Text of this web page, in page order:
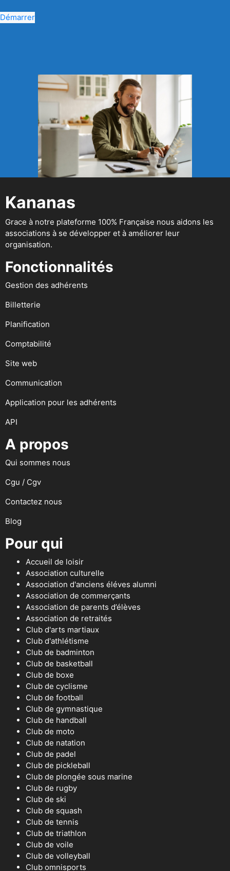
Démarrer
Kananas
Grace à notre plateforme 100% Française nous aidons les
associations à se développer et à améliorer leur
organisation.
Fonctionnalités
Gestion des adhérents
Billetterie
Planification
Comptabilité
Site web
Communication
Application pour les adhérents
API
A propos
Qui sommes nous
Cgu / Cgv
Contactez nous
Blog
Pour qui
Accueil de loisir
Association culturelle
Association d'anciens éléves alumni
Association de commerçants
Association de parents d’élèves
Association de retraités
Club d'arts martiaux
Club d'athlétisme
Club de badminton
Club de basketball
Club de boxe
Club de cyclisme
Club de football
Club de gymnastique
Club de handball
Club de moto
Club de natation
Club de padel
Club de pickleball
Club de plongée sous marine
Club de rugby
Club de ski
Club de squash
Club de tennis
Club de triathlon
Club de voile
Club de volleyball
Club omnisports